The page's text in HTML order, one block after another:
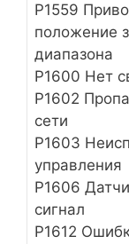
Р1559
положение
диапазона
Р1600 Нет
Р1602
сети
Р1603
управления
Р1606
сигнал
Р1612